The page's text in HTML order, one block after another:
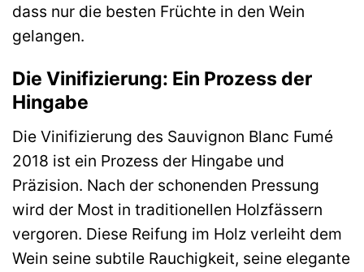
dass nur die besten Früchte in den Wein
gelangen.
Die Vinifizierung: Ein Prozess der
Hingabe
Die Vinifizierung des Sauvignon Blanc Fumé
2018 ist ein Prozess der Hingabe und
Präzision. Nach der schonenden Pressung
wird der Most in traditionellen Holzfässern
vergoren. Diese Reifung im Holz verleiht dem
Wein seine subtile Rauchigkeit, seine elegante